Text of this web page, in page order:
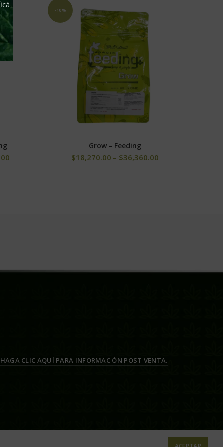
-10%
SELECCIONAR OPCIONES
Grow – Feeding
$18,270.00 – $36,360.00
HAGA CLIC AQUÍ PARA INFORMACIÓN POST VENTA.